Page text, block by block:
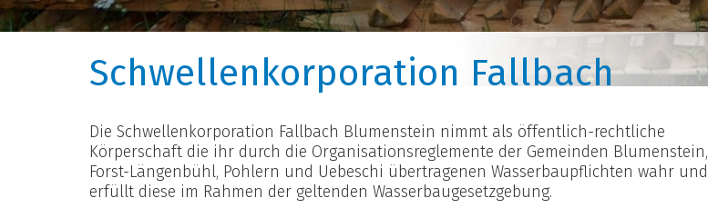
Schwellenkorporation Fallbach
Die Schwellenkorporation Fallbach Blumenstein nimmt als öffentlich-rechtliche
Körperschaft die ihr durch die Organisationsreglemente der Gemeinden Blumenstein,
Forst-Längenbühl, Pohlern und Uebeschi übertragenen Wasserbaupflichten wahr und
erfüllt diese im Rahmen der geltenden Wasserbaugesetzgebung.